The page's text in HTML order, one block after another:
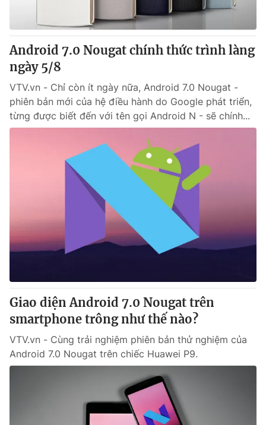
Android 7.0 Nougat chính thức trình làng
ngày 5/8
VTV.vn - Chỉ còn ít ngày nữa, Android 7.0 Nougat -
phiên bản mới của hệ điều hành do Google phát triển,
từng được biết đến với tên gọi Android N - sẽ chính...
Giao diện Android 7.0 Nougat trên
smartphone trông như thế nào?
VTV.vn - Cùng trải nghiệm phiên bản thử nghiệm của
Android 7.0 Nougat trên chiếc Huawei P9.